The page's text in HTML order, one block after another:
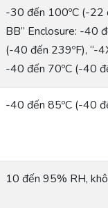
-30 đến 100ºC (-22
BB” Enclosure: -40
(-40 đến 239ºF), “-
-40 đến 70ºC (-40
-40 đến 85ºC (-40
10 đến 95% RH,